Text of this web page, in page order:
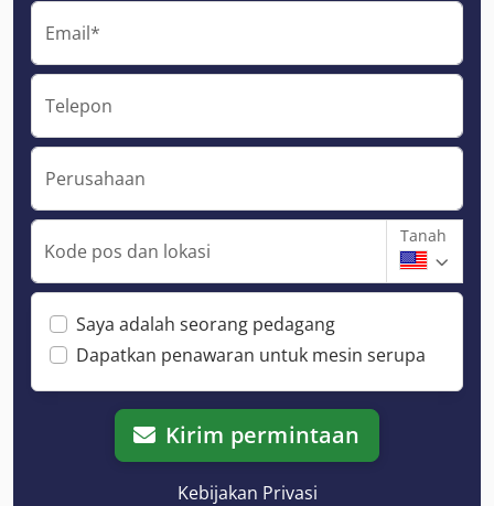
Email*
Telepon
Perusahaan
Kode pos dan lokasi
Tanah
Saya adalah seorang pedagang
Dapatkan penawaran untuk mesin serupa
Kirim permintaan
Kebijakan Privasi